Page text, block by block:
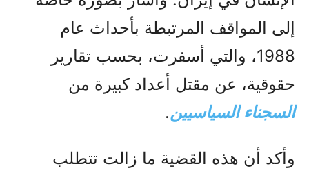
إلى المواقف المرتبطة بأحداث عام
1988، والتي أسفرت، بحسب تقارير
حقوقية، عن مقتل أعداد كبيرة من
السجناء السياسيين.
وأكد أن هذه القضية ما زالت تتطلب